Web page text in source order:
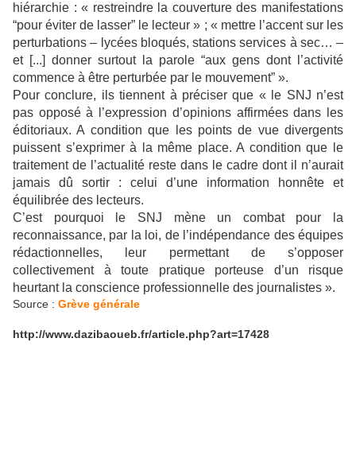
hiérarchie : « restreindre la couverture des manifestations
“pour éviter de lasser” le lecteur » ; « mettre l’accent sur les
perturbations – lycées bloqués, stations services à sec… –
et [...] donner surtout la parole “aux gens dont l’activité
commence à être perturbée par le mouvement” ».
Pour conclure, ils tiennent à préciser que « le SNJ n’est
pas opposé à l’expression d’opinions affirmées dans les
éditoriaux. A condition que les points de vue divergents
puissent s’exprimer à la même place. A condition que le
traitement de l’actualité reste dans le cadre dont il n’aurait
jamais dû sortir : celui d’une information honnête et
équilibrée des lecteurs.
C’est pourquoi le SNJ mène un combat pour la
reconnaissance, par la loi, de l’indépendance des équipes
rédactionnelles, leur permettant de s’opposer
collectivement à toute pratique porteuse d’un risque
heurtant la conscience professionnelle des journalistes ».
Source : Grève générale
http://www.dazibaoueb.fr/article.php?art=17428